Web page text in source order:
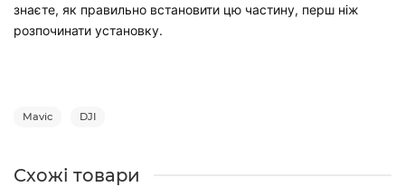
знаєте, як правильно встановити цю частину, перш ніж
розпочинати установку.
Mavic DJI
Схожі товари